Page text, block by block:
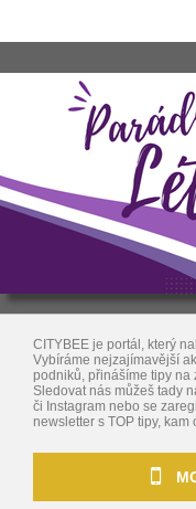
CITYBEE je portál, který
Vybíráme nejzajímavější
podniků, přinášíme tipy na
Sledovat nás můžeš tady
či Instagram nebo se
newsletter s TOP tipy, kam